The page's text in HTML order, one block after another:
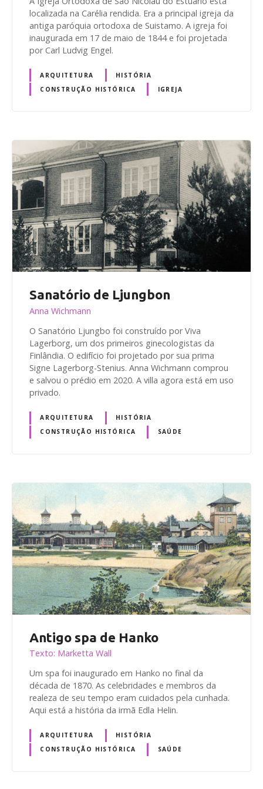
localizada na Carélia rendida. Era a principal igreja da
antiga paróquia ortodoxa de Suistamo. A igreja foi
inaugurada em 17 de maio de 1844 e foi projetada
por Carl Ludvig Engel.
ARQUITETURA
HISTÓRIA
CONSTRUÇÃO HISTÓRICA
IGREJA
Sanatório de Ljungbon
Anna Wichmann
O Sanatório Ljungbo foi construído por Viva
Lagerborg, um dos primeiros ginecologistas da
Finlândia. O edifício foi projetado por sua prima
Signe Lagerborg-Stenius. Anna Wichmann comprou
e salvou o prédio em 2020. A villa agora está em uso
privado.
ARQUITETURA
HISTÓRIA
CONSTRUÇÃO HISTÓRICA
SAÚDE
Antigo spa de Hanko
Texto: Marketta Wall
Um spa foi inaugurado em Hanko no final da
década de 1870. As celebridades e membros da
realeza de seu tempo eram cuidados pela cunhada.
Aqui está a história da irmã Edla Helin.
ARQUITETURA
HISTÓRIA
CONSTRUÇÃO HISTÓRICA
SAÚDE